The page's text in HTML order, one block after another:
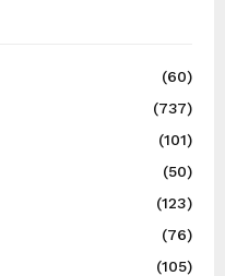
(60)
(737)
(101)
(50)
(123)
(76)
(105)